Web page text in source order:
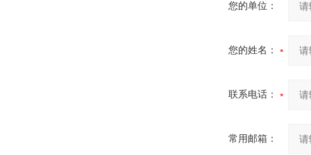
您的单位：
您的姓名：
联系电话：
常用邮箱：